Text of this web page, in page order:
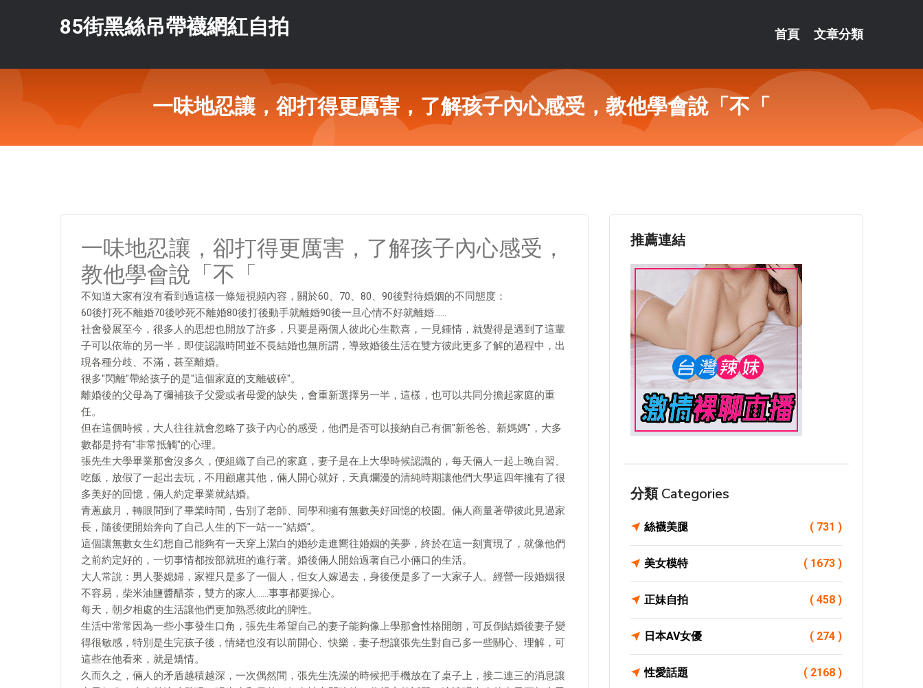
85街黑絲吊帶襪網紅自拍 首頁 文章分類
一味地忍讓，卻打得更厲害，了解孩子內心感受，教他學會說「不「
一味地忍讓，卻打得更厲害，了解孩子內心感受，
教他學會說「不「
不知道大家有沒有看到過這樣一條短視頻內容，關於60、70、80、90後對待婚姻的不同態度：
60後打死不離婚70後吵死不離婚80後打後動手就離婚90後一旦心情不好就離婚……
社會發展至今，很多人的思想也開放了許多，只要是兩個人彼此心生歡喜，一見鍾情，就覺得是遇到了這輩
子可以依靠的另一半，即使認識時間並不長結婚也無所謂，導致婚後生活在雙方彼此更多了解的過程中，出
現各種分歧、不滿，甚至離婚。
很多"閃離"帶給孩子的是"這個家庭的支離破碎"。
離婚後的父母為了彌補孩子父愛或者母愛的缺失，會重新選擇另一半，這樣，也可以共同分擔起家庭的重
任。
但在這個時候，大人往往就會忽略了孩子內心的感受，他們是否可以接納自己有個"新爸爸、新媽媽"，大多
數都是持有"非常抵觸"的心理。
張先生大學畢業那會沒多久，便組織了自己的家庭，妻子是在上大學時候認識的，每天倆人一起上晚自習、
吃飯，放假了一起出去玩，不用顧慮其他，倆人開心就好，天真爛漫的清純時期讓他們大學這四年擁有了很
多美好的回憶，倆人約定畢業就結婚。
青蔥歲月，轉眼間到了畢業時間，告別了老師、同學和擁有無數美好回憶的校園。倆人商量著帶彼此見過家
長，隨後便開始奔向了自己人生的下一站——"結婚"。
這個讓無數女生幻想自己能夠有一天穿上潔白的婚紗走進嚮往婚姻的美夢，終於在這一刻實現了，就像他們
之前約定好的，一切事情都按部就班的進行著。婚後倆人開始過著自己小倆口的生活。
大人常說：男人娶媳婦，家裡只是多了一個人，但女人嫁過去，身後便是多了一大家子人。經營一段婚姻很
不容易，柴米油鹽醬醋茶，雙方的家人……事事都要操心。
每天，朝夕相處的生活讓他們更加熟悉彼此的脾性。
生活中常常因為一些小事發生口角，張先生希望自己的妻子能夠像上學那會性格開朗，可反倒結婚後妻子變
得很敏感，特別是生完孩子後，情緒也沒有以前開心、快樂，妻子想讓張先生對自己多一些關心、理解，可
這些在他看來，就是矯情。
久而久之，倆人的矛盾越積越深，一次偶然間，張先生洗澡的時候把手機放在了桌子上，接二連三的消息讓
推薦連結
分類 Categories
絲襪美腿 ( 731 )
美女模特 ( 1673 )
正妹自拍 ( 458 )
日本AV女優 ( 274 )
性愛話題 ( 2168 )